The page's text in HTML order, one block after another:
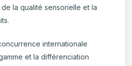
de la qualité sensorielle et la
internationale
et la différenciation